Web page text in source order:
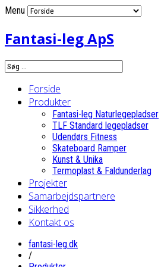
Menu
Fantasi-leg ApS
Forside
Produkter
Fantasi-leg Naturlegepladser
TLF Standard legepladser
Udendørs Fitness
Skateboard Ramper
Kunst & Unika
Termoplast & Faldunderlag
Projekter
Samarbejdspartnere
Sikkerhed
Kontakt os
fantasi-leg.dk
/